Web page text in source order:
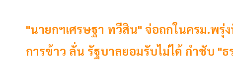
"นายกฯเศรษฐา ทวีสิน" จ่อถกในครม.พรุ่
การข้าว ลั่น รัฐบาลยอมรับไม่ได้ กำชับ "